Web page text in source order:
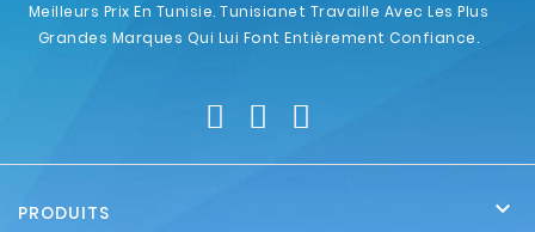
Meilleurs Prix En Tunisie. Tunisianet Travaille Avec Les Plus
Grandes Marques Qui Lui Font Entièrement Confiance.
PRODUITS 